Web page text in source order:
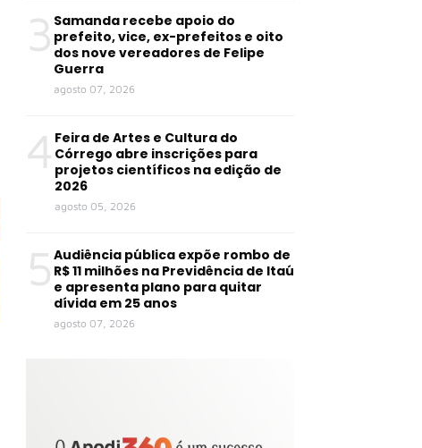
3 Samanda recebe apoio do
prefeito, vice, ex-prefeitos e oito
dos nove vereadores de Felipe
Guerra
agosto 07, 2026
4 Feira de Artes e Cultura do
Córrego abre inscrições para
projetos científicos na edição de
2026
agosto 05, 2026
5 Audiência pública expõe rombo de
R$ 11 milhões na Previdência de Itaú
e apresenta plano para quitar
dívida em 25 anos
agosto 07, 2026